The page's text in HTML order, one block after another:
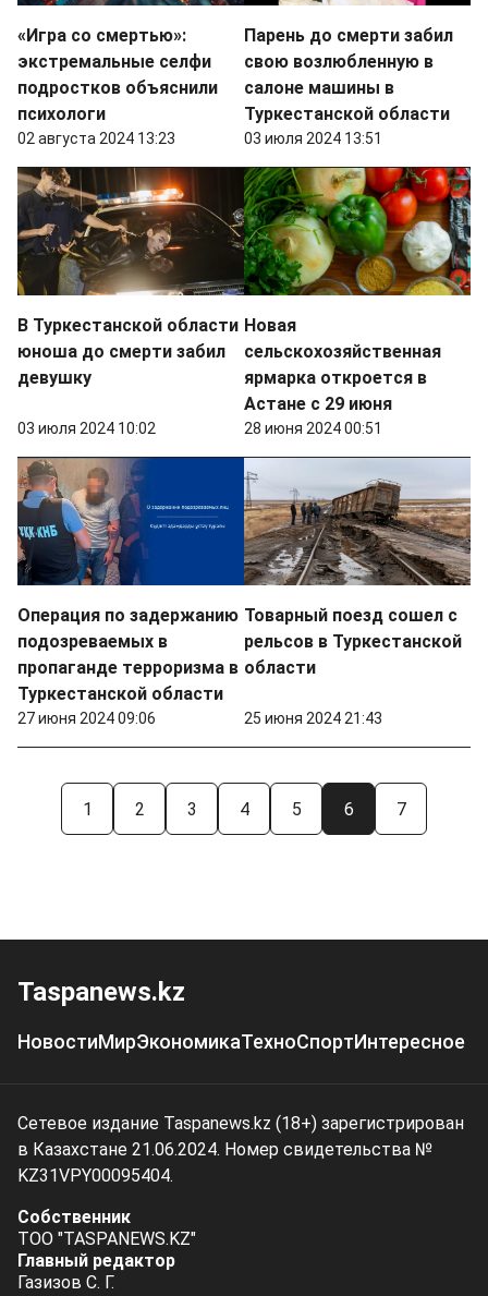
«Игра со смертью»:
экстремальные селфи
подростков объяснили
психологи
02 августа 2024 13:23
Парень до смерти забил
свою возлюбленную в
салоне машины в
Туркестанской области
03 июля 2024 13:51
В Туркестанской области
юноша до смерти забил
девушку
03 июля 2024 10:02
Новая
сельскохозяйственная
ярмарка откроется в
Астане с 29 июня
28 июня 2024 00:51
Операция по задержанию
подозреваемых в
пропаганде терроризма в
Туркестанской области
27 июня 2024 09:06
Товарный поезд сошел с
рельсов в Туркестанской
области
25 июня 2024 21:43
1 2 3 4 5 6 7
Taspanews.kz
НовостиМирЭкономикаТехноСпортИнтересное
Сетевое издание Taspanews.kz (18+) зарегистрирован
в Казахстане 21.06.2024. Номер свидетельства №
KZ31VPY00095404.
Собственник
ТОО "TASPANEWS.KZ"
Главный редактор
Газизов С. Г.